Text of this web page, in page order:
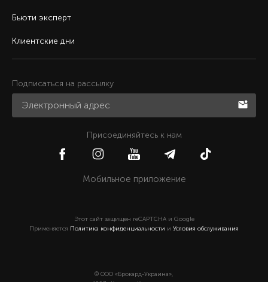
Бьюти эксперт
Клиентские дни
Подписаться на рассылку
Присоединяйтесь к нам
Мобильное приложение
Этот сайт защищен reCAPTCHA и Google
Применяется Политика конфиденциальности и Условия обслуживания
© ООО «Брокард-Украина»,